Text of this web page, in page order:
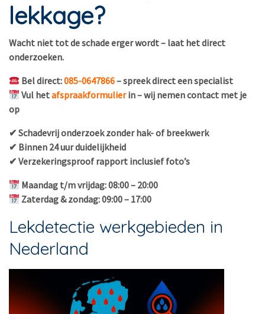
lekkage?
Wacht niet tot de schade erger wordt – laat het direct
onderzoeken.
Bel direct:085-0647866– spreek direct een specialist
Vul hetafspraakformulierin – wij nemen contact met je
op
✔ Schadevrij onderzoek zonder hak- of breekwerk
✔ Binnen 24 uur duidelijkheid
✔ Verzekeringsproof rapport inclusief foto’s
Maandag t/m vrijdag: 08:00 – 20:00
Zaterdag & zondag: 09:00 – 17:00
Lekdetectie werkgebieden in
Nederland